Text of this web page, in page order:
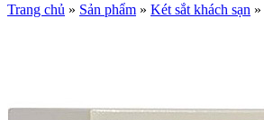
Trang chủ » Sản phẩm » Két sắt khách sạn »